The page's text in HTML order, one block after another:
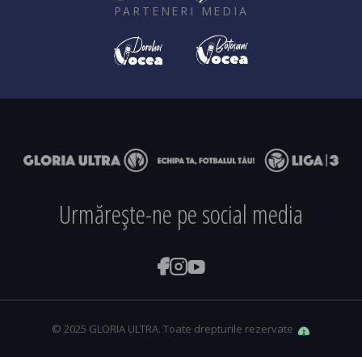
PARTENERI MEDIA
Urmărește-ne pe social media
© 2025 GLORIA ULTRA. Toate drepturile rezervate